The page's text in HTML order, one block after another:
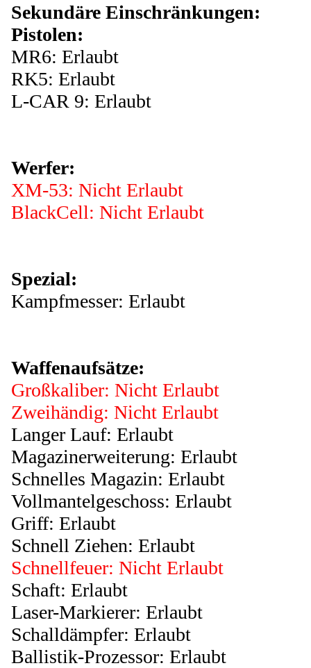
Sekundäre Einschränkungen:
Pistolen:
MR6: Erlaubt
RK5: Erlaubt
L-CAR 9: Erlaubt
Werfer:
XM-53: Nicht Erlaubt
BlackCell: Nicht Erlaubt
Spezial:
Kampfmesser: Erlaubt
Waffenaufsätze:
Großkaliber: Nicht Erlaubt
Zweihändig: Nicht Erlaubt
Langer Lauf: Erlaubt
Magazinerweiterung: Erlaubt
Schnelles Magazin: Erlaubt
Vollmantelgeschoss: Erlaubt
Griff: Erlaubt
Schnell Ziehen: Erlaubt
Schnellfeuer: Nicht Erlaubt
Schaft: Erlaubt
Laser-Markierer: Erlaubt
Schalldämpfer: Erlaubt
Ballistik-Prozessor: Erlaubt